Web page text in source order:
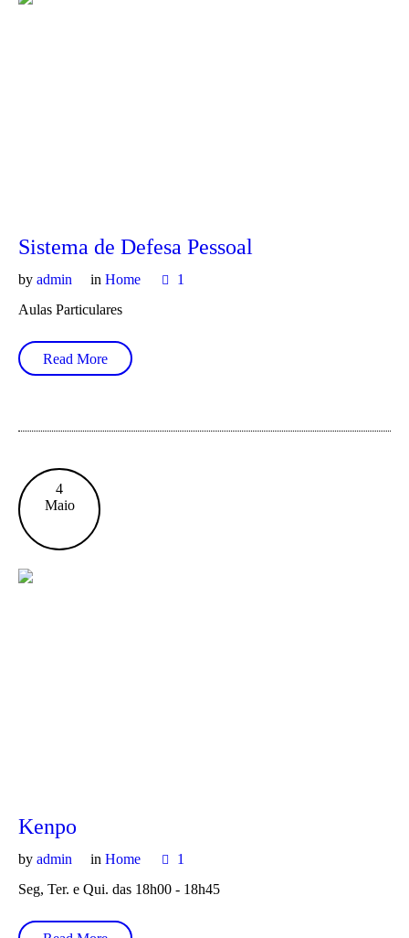
Sistema de Defesa Pessoal
by admin in Home
1
Aulas Particulares
Read More
4
Maio
Kenpo
by admin in Home
1
Seg, Ter. e Qui. das 18h00 - 18h45